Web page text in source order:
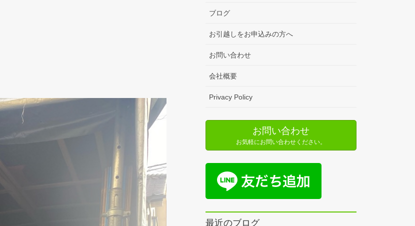
ブログ
お引越しをお申込みの方へ
お問い合わせ
会社概要
Privacy Policy
お問い合わせ
お気軽にお問い合わせください。
最近のブログ